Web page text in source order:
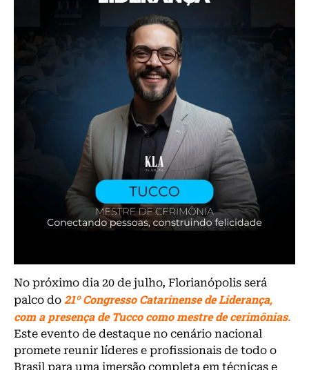
No próximo dia 20 de julho, Florianópolis será
palco do 21º Congresso Catarinense de Liderança,
com a presença de Tucco como mestre de cerimônias.
Este evento de destaque no cenário nacional
promete reunir líderes e profissionais de todo o
Brasil para uma imersão completa em técnicas e